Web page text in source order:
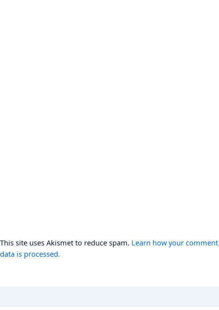
This site uses Akismet to reduce spam. Learn how your comment
data is processed.